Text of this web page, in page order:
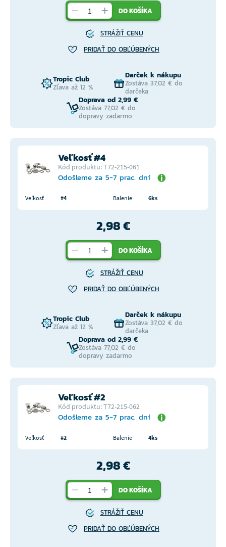
DO KOŠÍKA
STRÁŽIŤ CENU
PRIDAŤ DO OBĽÚBENÝCH
Tropic Club
Zľava až 12 %
Darček k nákupu
Zostáva 37,02 € do
darčeka
Doprava od 2,99 €
Zostáva 77,02 € do
dopravy zadarmo
Veľkosť #4
Kód produktu: T72-215-061
Odošleme za 5-7 prac. dní
Veľkosť #4 Balenie 6ks
2,98 €
DO KOŠÍKA
STRÁŽIŤ CENU
PRIDAŤ DO OBĽÚBENÝCH
Tropic Club
Zľava až 12 %
Darček k nákupu
Zostáva 37,02 € do
darčeka
Doprava od 2,99 €
Zostáva 77,02 € do
dopravy zadarmo
Veľkosť #2
Kód produktu: T72-215-062
Odošleme za 5-7 prac. dní
Veľkosť #2 Balenie 4ks
2,98 €
DO KOŠÍKA
STRÁŽIŤ CENU
PRIDAŤ DO OBĽÚBENÝCH